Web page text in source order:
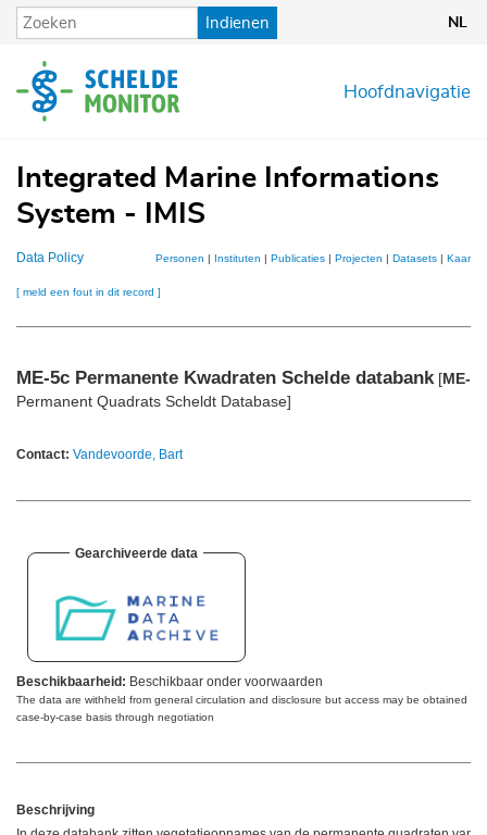
Overslaan
en
de
inhoud
Indienen NL
Hoofdnavigatie
Integrated Marine Informations
System - IMIS
Data Policy Personen | Instituten | Publicaties| Projecten | Datasets| Kaarten
[ meld een fout in dit record ]
ME-5c Permanente Kwadraten Schelde databank[ME-5c
Permanent Quadrats Scheldt Database]
Contact: Vandevoorde, Bart
Gearchiveerde data
Beschikbaarheid: Beschikbaar onder voorwaarden
The data are withheld from general circulation and disclosure but access may be obtained on
case-by-case basis through negotiation
Beschrijving